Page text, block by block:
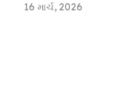
16 માર્ચ, 2026